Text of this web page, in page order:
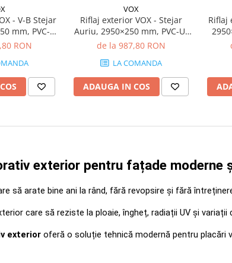
- V-B Stejar
mm, PVC-U,
(10 bucăți)
RON
VOX
Riflaj exterior VOX - Stejar
Auriu, 2950×250 mm, PVC-U,
7.74 mp/cutie (10 bucăți)
de la 987,80 RON
LA COMANDA
ADAUGA IN COS
Riflaj
exterior pentru fațade moderne
să arate bine ani la rând, fără revopsire și fără
care să reziste la ploaie, îngheț, radiații UV și variații
exterior oferă o soluție tehnică modernă pentru